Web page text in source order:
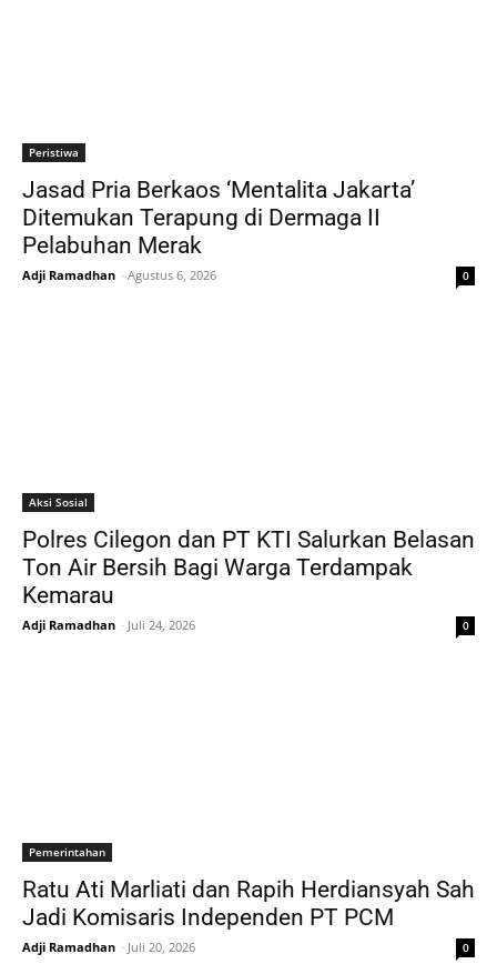
Peristiwa
Jasad Pria Berkaos ‘Mentalita Jakarta’
Ditemukan Terapung di Dermaga II
Pelabuhan Merak
Adji Ramadhan - Agustus 6, 2026 0
Aksi Sosial
Polres Cilegon dan PT KTI Salurkan Belasan
Ton Air Bersih Bagi Warga Terdampak
Kemarau
Adji Ramadhan - Juli 24, 2026 0
Pemerintahan
Ratu Ati Marliati dan Rapih Herdiansyah Sah
Jadi Komisaris Independen PT PCM
Adji Ramadhan - Juli 20, 2026 0